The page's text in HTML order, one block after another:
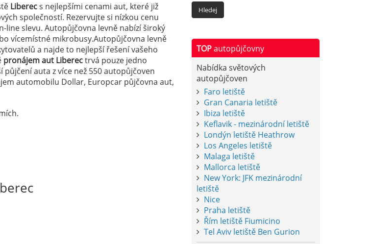
Liberecs nejlepšími cenami aut, které již
společností. Rezervujte si nízkou cenu
line slevu. Autopůjčovna levně nabízí široký
vícemístné mikrobusy.Autopůjčovna levně
a najde to nejlepší řešení vašeho
pronájem aut Liberectrvá pouze jedno
auta z více než 550 autopůjčoven
automobilu Dollar, Europcar půjčovna aut,
TOPautopůjčovny
Nabídka světových
autopůjčoven
Faro letiště
Gran Canaria letiště
Ibiza letiště
Keflavik - mezinárodní letiště
Londýn letiště Heathrow
Los Angeles letiště
Malaga letiště
Mallorca letiště
New York: JFK mezinárodní
letiště
Nice
Praha letiště
Řím letiště Fiumicino
Tel Aviv letiště Ben Gurion